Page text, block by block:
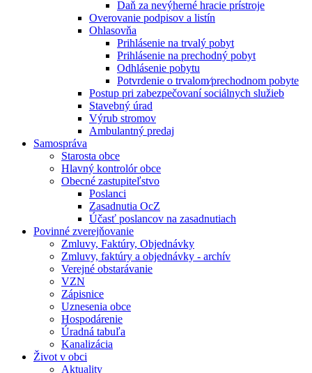
Daň za nevýherné hracie prístroje
Overovanie podpisov a listín
Ohlasovňa
Prihlásenie na trvalý pobyt
Prihlásenie na prechodný pobyt
Odhlásenie pobytu
Potvrdenie o trvalom⁄prechodnom pobyte
Postup pri zabezpečovaní sociálnych služieb
Stavebný úrad
Výrub stromov
Ambulantný predaj
Samospráva
Starosta obce
Hlavný kontrolór obce
Obecné zastupiteľstvo
Poslanci
Zasadnutia OcZ
Účasť poslancov na zasadnutiach
Povinné zverejňovanie
Zmluvy, Faktúry, Objednávky
Zmluvy, faktúry a objednávky - archív
Verejné obstarávanie
VZN
Zápisnice
Uznesenia obce
Hospodárenie
Úradná tabuľa
Kanalizácia
Život v obci
Aktuality